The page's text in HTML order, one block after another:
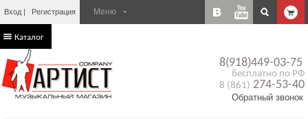
Вход Регистрация
8(918)449-03-75
бесплатно по РФ
8 (861) 274-53-40
Обратный звонок
Каталог